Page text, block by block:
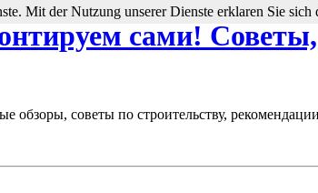
сами! Советы,
обзоры, советы по строительству,
Mit der Nutzung unserer Dienste erklaren Sie